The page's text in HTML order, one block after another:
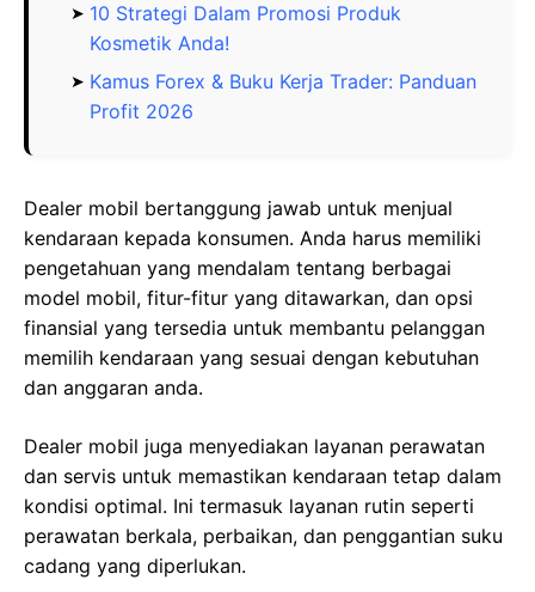
10 Strategi Dalam Promosi Produk
Kosmetik Anda!
Kamus Forex & Buku Kerja Trader: Panduan
Profit 2026
Dealer mobil bertanggung jawab untuk menjual
kendaraan kepada konsumen. Anda harus memiliki
pengetahuan yang mendalam tentang berbagai
model mobil, fitur-fitur yang ditawarkan, dan opsi
finansial yang tersedia untuk membantu pelanggan
memilih kendaraan yang sesuai dengan kebutuhan
dan anggaran anda.
Dealer mobil juga menyediakan layanan perawatan
dan servis untuk memastikan kendaraan tetap dalam
kondisi optimal. Ini termasuk layanan rutin seperti
perawatan berkala, perbaikan, dan penggantian suku
cadang yang diperlukan.